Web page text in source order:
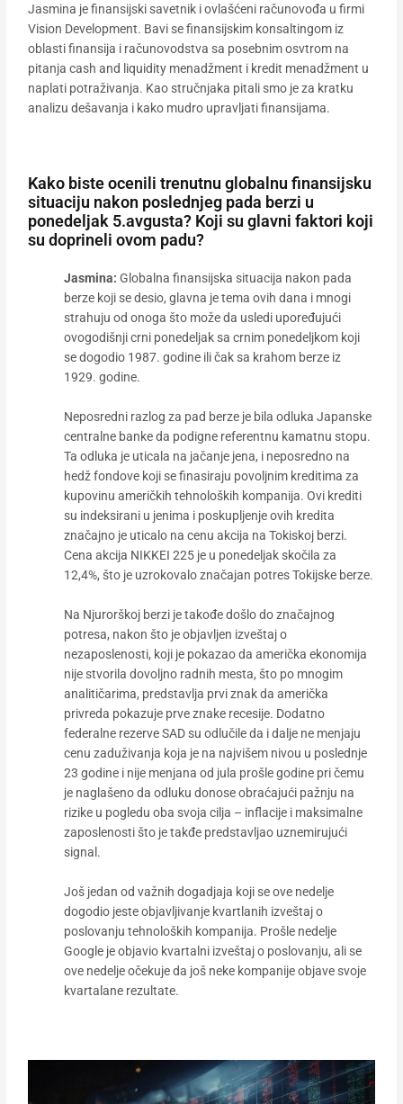
Jasmina je finansijski savetnik i ovlašćeni računovođa u firmi
Vision Development. Bavi se finansijskim konsaltingom iz
oblasti finansija i računovodstva sa posebnim osvtrom na
pitanja cash and liquidity menadžment i kredit menadžment u
naplati potraživanja. Kao stručnjaka pitali smo je za kratku
analizu dešavanja i kako mudro upravljati finansijama.
Kako biste ocenili trenutnu globalnu finansijsku
situaciju nakon poslednjeg pada berzi u
ponedeljak 5.avgusta? Koji su glavni faktori koji
su doprineli ovom padu?
Jasmina: Globalna finansijska situacija nakon pada
berze koji se desio, glavna je tema ovih dana i mnogi
strahuju od onoga što može da usledi upoređujući
ovogodišnji crni ponedeljak sa crnim ponedeljkom koji
se dogodio 1987. godine ili čak sa krahom berze iz
1929. godine.
Neposredni razlog za pad berze je bila odluka Japanske
centralne banke da podigne referentnu kamatnu stopu.
Ta odluka je uticala na jačanje jena, i neposredno na
hedž fondove koji se finasiraju povoljnim kreditima za
kupovinu američkih tehnoloških kompanija. Ovi krediti
su indeksirani u jenima i poskupljenje ovih kredita
značajno je uticalo na cenu akcija na Tokiskoj berzi.
Cena akcija NIKKEI 225 je u ponedeljak skočila za
12,4%, što je uzrokovalo značajan potres Tokijske berze.
Na Njurorškoj berzi je takođe došlo do značajnog
potresa, nakon što je objavljen izveštaj o
nezaposlenosti, koji je pokazao da američka ekonomija
nije stvorila dovoljno radnih mesta, što po mnogim
analitičarima, predstavlja prvi znak da američka
privreda pokazuje prve znake recesije. Dodatno
federalne rezerve SAD su odlučile da i dalje ne menjaju
cenu zaduživanja koja je na najvišem nivou u poslednje
23 godine i nije menjana od jula prošle godine pri čemu
je naglašeno da odluku donose obraćajući pažnju na
rizike u pogledu oba svoja cilja – inflacije i maksimalne
zaposlenosti što je takđe predstavljao uznemirujući
signal.
Još jedan od važnih dogadjaja koji se ove nedelje
dogodio jeste objavljivanje kvartlanih izveštaj o
poslovanju tehnoloških kompanija. Prošle nedelje
Google je objavio kvartalni izveštaj o poslovanju, ali se
ove nedelje očekuje da još neke kompanije objave svoje
kvartalane rezultate.